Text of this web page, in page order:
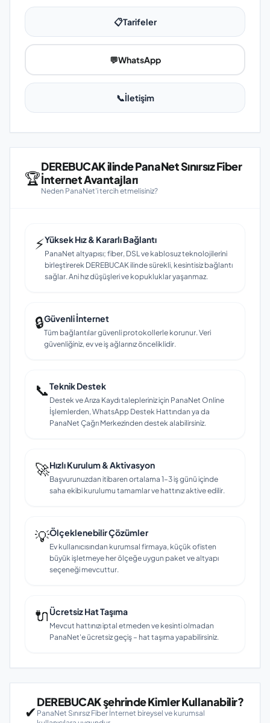
📋Tarifeler
💬WhatsApp
📞İletişim
🏆
DEREBUCAK ilinde PanaNet Sınırsız Fiber
İnternet Avantajları
Neden PanaNet'i tercih etmelisiniz?
⚡Yüksek Hız & Kararlı Bağlantı
PanaNet altyapısı; fiber, DSL ve kablosuz teknolojilerini
birleştirerek DEREBUCAK ilinde sürekli, kesintisiz bağlantı
sağlar. Ani hız düşüşleri ve kopukluklar yaşanmaz.
🔒Güvenli İnternet
Tüm bağlantılar güvenli protokollerle korunur. Veri
güvenliğiniz, ev ve iş ağlarınız önceliklidir.
📞Teknik Destek
Destek ve Arıza Kaydı talepleriniz için PanaNet Online
İşlemlerden, WhatsApp Destek Hattından ya da
PanaNet Çağrı Merkezinden destek alabilirsiniz.
🚀Hızlı Kurulum & Aktivasyon
Başvurunuzdan itibaren ortalama 1–3 iş günü içinde
saha ekibi kurulumu tamamlar ve hattınız aktive edilir.
💡Ölçeklenebilir Çözümler
Ev kullanıcısından kurumsal firmaya, küçük ofisten
büyük işletmeye her ölçeğe uygun paket ve altyapı
seçeneği mevcuttur.
🔌Ücretsiz Hat Taşıma
Mevcut hattınızı iptal etmeden ve kesinti olmadan
PanaNet'e ücretsiz geçiş – hat taşıma yapabilirsiniz.
✔
DEREBUCAK şehrinde Kimler Kullanabilir?
PanaNet Sınırsız Fiber İnternet bireysel ve kurumsal